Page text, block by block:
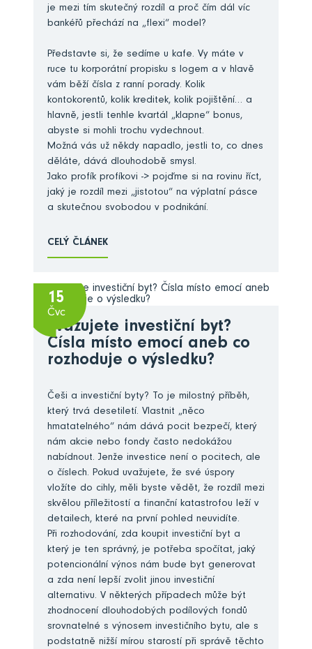
je mezi tím skutečný rozdíl a proč čím dál víc
bankéřů přechází na „flexi“ model?
Představte si, že sedíme u kafe. Vy máte v
ruce tu korporátní propisku s logem a v hlavě
vám běží čísla z ranní porady. Kolik
kontokorentů, kolik kreditek, kolik pojištění… a
hlavně, jestli tenhle kvartál „klapne“ bonus,
abyste si mohli trochu vydechnout.
Možná vás už někdy napadlo, jestli to, co dnes
děláte, dává dlouhodobě smysl.
Jako profík profíkovi -> pojďme si na rovinu říct,
jaký je rozdíl mezi „jistotou“ na výplatní pásce
a skutečnou svobodou v podnikání.
CELÝ ČLÁNEK
15
Čvc
Zvažujete investiční byt?
Čísla místo emocí aneb co
rozhoduje o výsledku?
Češi a investiční byty? To je milostný příběh,
který trvá desetiletí. Vlastnit „něco
hmatatelného“ nám dává pocit bezpečí, který
nám akcie nebo fondy často nedokážou
nabídnout. Jenže investice není o pocitech, ale
o číslech. Pokud uvažujete, že své úspory
vložíte do cihly, měli byste vědět, že rozdíl mezi
skvělou příležitostí a finanční katastrofou leží v
detailech, které na první pohled neuvidíte.
Při rozhodování, zda koupit investiční byt a
který je ten správný, je potřeba spočítat, jaký
potencionální výnos nám bude byt generovat
a zda není lepší zvolit jinou investiční
alternativu. V některých případech může být
zhodnocení dlouhodobých podílových fondů
srovnatelné s výnosem investičního bytu, ale s
podstatně nižší mírou starostí při správě těchto